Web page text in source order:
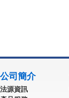
公司簡介
法源資訊